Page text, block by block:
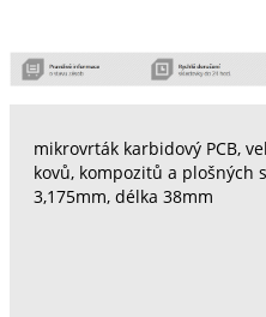
mikrovrták karbidový PCB,
kovů, kompozitů a plošných
3,175mm, délka 38mm